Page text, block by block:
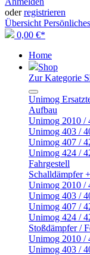
oderregistrieren
Übersicht
0,00 €*
Home
Shop
Zur Kategorie
Unimog
Aufbau
Unimog 2010 /
Unimog 403 /
Unimog 407 /
Unimog 424 /
Fahrgestell
Schalldämpfer
Unimog 2010 /
Unimog 403 /
Unimog 407 /
Unimog 424 /
Stoßdämpfer /
Unimog 2010 /
Unimog 403 /